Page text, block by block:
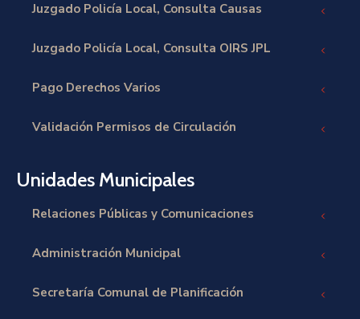
Juzgado Policía Local, Consulta Causas
Juzgado Policía Local, Consulta OIRS JPL
Pago Derechos Varios
Validación Permisos de Circulación
Unidades Municipales
Relaciones Públicas y Comunicaciones
Administración Municipal
Secretaría Comunal de Planificación